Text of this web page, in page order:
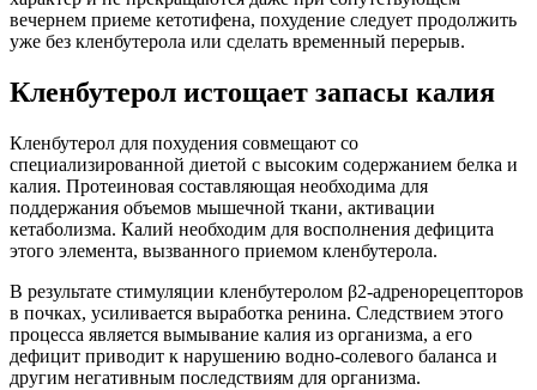
вечернем приеме кетотифена, похудение следует продолжить
уже без кленбутерола или сделать временный перерыв.
Кленбутерол истощает запасы калия
Кленбутерол для похудения совмещают со
специализированной диетой с высоким содержанием белка и
калия. Протеиновая составляющая необходима для
поддержания объемов мышечной ткани, активации
кетаболизма. Калий необходим для восполнения дефицита
этого элемента, вызванного приемом кленбутерола.
В результате стимуляции кленбутеролом β2-адренорецепторов
в почках, усиливается выработка ренина. Следствием этого
процесса является вымывание калия из организма, а его
дефицит приводит к нарушению водно-солевого баланса и
другим негативным последствиям для организма.